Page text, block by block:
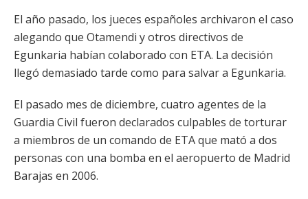
El año pasado, los jueces españoles archivaron el caso
alegando que Otamendi y otros directivos de
Egunkaria habían colaborado con ETA. La decisión
llegó demasiado tarde como para salvar a Egunkaria.
El pasado mes de diciembre, cuatro agentes de la
Guardia Civil fueron declarados culpables de torturar
a miembros de un comando de ETA que mató a dos
personas con una bomba en el aeropuerto de Madrid
Barajas en 2006.